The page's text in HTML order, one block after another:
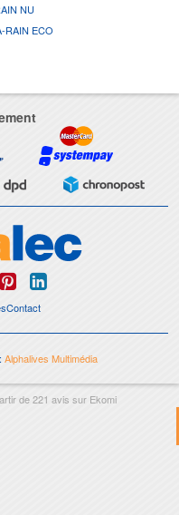
NU
RAIN ECO
Contact
Alphalives Multimédia
de221 avis sur Ekomi